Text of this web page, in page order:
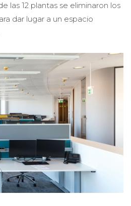
las 12 plantas se eliminaron los
dar lugar a un espacio